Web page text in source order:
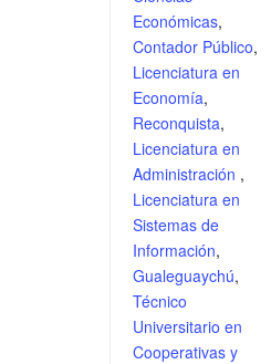
Económicas,
Contador Público,
Licenciatura en
Economía,
Reconquista,
Licenciatura en
Administración ,
Licenciatura en
Sistemas de
Información,
Gualeguaychú,
Técnico
Universitario en
Cooperativas y